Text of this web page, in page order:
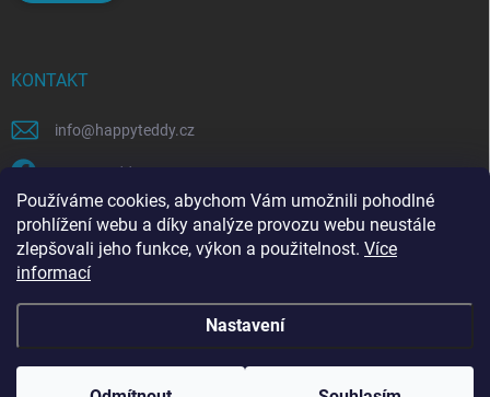
Používáme cookies, abychom Vám umožnili pohodlné
prohlížení webu a díky analýze provozu webu neustále
zlepšovali jeho funkce, výkon a použitelnost. Více
informací
Nastavení
KONTAKT
info@happyteddy.cz
HappyTeddy
happyteddy.cz
Copyright 2026 . Všechna práva vyhrazena.